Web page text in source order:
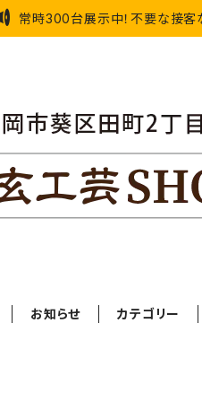
常時300台展示中！不要な接
お知らせ カテゴリー